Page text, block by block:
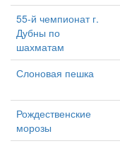
55-й чемпионат г.
Дубны по
шахматам
Слоновая пешка
Рождественские
морозы